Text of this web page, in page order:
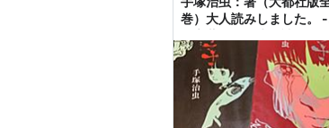
巻）大人読みしました。 -
気お届け人の"今ここを生
る心"の裏側